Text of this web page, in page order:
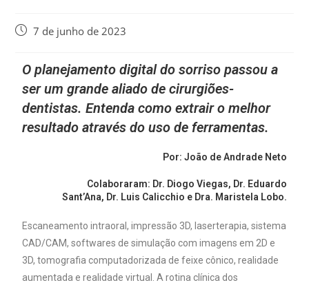
7 de junho de 2023
O planejamento digital do sorriso passou a
ser um grande aliado de cirurgiões-
dentistas. Entenda como extrair o melhor
resultado através do uso de ferramentas.
Por: João de Andrade Neto
Colaboraram: Dr. Diogo Viegas, Dr. Eduardo
Sant’Ana, Dr. Luis Calicchio e Dra. Maristela Lobo.
Escaneamento intraoral, impressão 3D, laserterapia, sistema
CAD/CAM, softwares de simulação com imagens em 2D e
3D, tomografia computadorizada de feixe cônico, realidade
aumentada e realidade virtual. A rotina clínica dos